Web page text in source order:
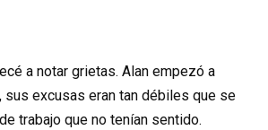
a notar grietas. Alan empezó a
sus excusas eran tan débiles que se
trabajo que no tenían sentido.